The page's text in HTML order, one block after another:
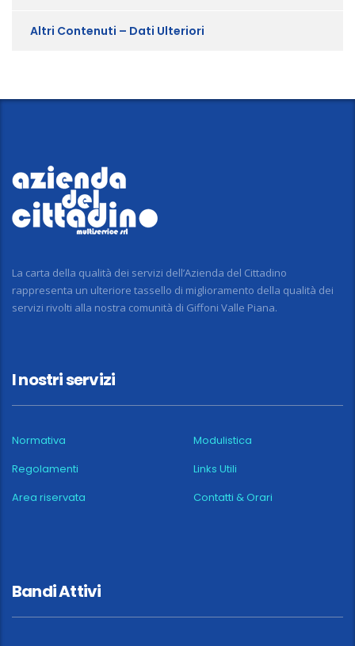
Altri Contenuti – Dati Ulteriori
La carta della qualità dei servizi dell’Azienda del Cittadino
rappresenta un ulteriore tassello di miglioramento della qualità dei
servizi rivolti alla nostra comunità di Giffoni Valle Piana.
I nostri servizi
Normativa
Modulistica
Regolamenti
Links Utili
Area riservata
Contatti & Orari
Bandi Attivi